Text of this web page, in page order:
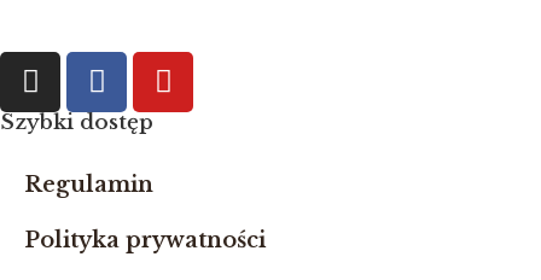
Szybki dostęp
Regulamin
Polityka prywatności